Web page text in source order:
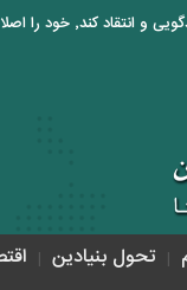
نماید٬ پس به تحقیق خویش را تباه نموده است. «امام علی (ع)»
تحول بنیادین